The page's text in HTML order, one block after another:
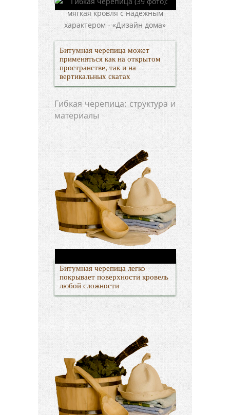
Битумная черепица может
применяться как на открытом
пространстве, так и на
вертикальных скатах
Гибкая черепица: структура и
материалы
Битумная черепица легко
покрывает поверхности кровель
любой сложности